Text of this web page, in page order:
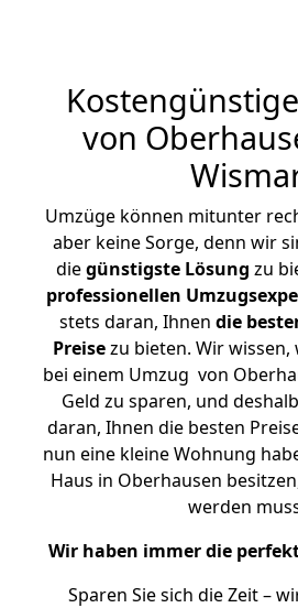
von
Umzüge können mitunter
aber keine Sorge, denn wir
diegünstigste Lösung zu
professionellen
stets daran, Ihnen die
Preisezu bieten. Wir wissen,
bei einem Umzug von
Geld zu sparen, und
daran, Ihnen die besten
nun eine kleine Wohnung
Haus in Oberhausen
werden
Wir haben immer die
Sparen Sie sich die Zeit –